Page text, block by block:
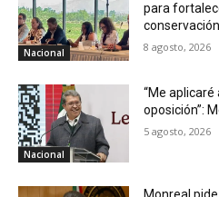
Nacional
para
conservación
8 agosto, 2026
Nacional
“Me
oposición”:
5 agosto, 2026
Monreal